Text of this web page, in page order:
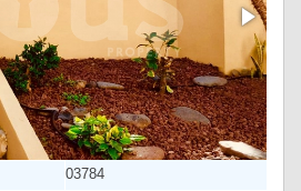
03784